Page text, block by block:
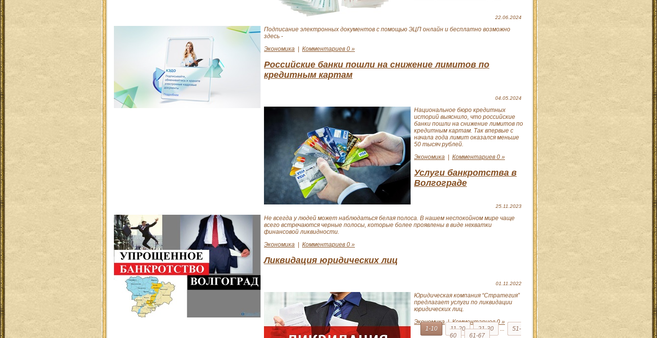
22.06.2024
Подписание электронных документов с помощью ЭЦП онлайн и бесплатно возможно
здесь -
Экономика
Комментариев 0 »
Российские банки пошли на снижение лимитов по
кредитным картам
04.05.2024
Национальное бюро кредитных
историй выяснило, что российские
банки пошли на снижение лимитов по
кредитным картам. Так впервые с
начала года лимит оказался меньше
50 тысяч рублей.
Экономика
Комментариев 0 »
Услуги банкротства в
Волгограде
25.11.2023
Не всегда у людей может наблюдаться белая полоса. В нашем неспокойном мире чаще
всего встречаются черные полосы, которые более проявлены в виде нехватки
финансовой ликвидности.
Экономика | Комментариев 0 »
Ликвидация юридических лиц
01.11.2022
Юридическая компания “Стратегия”
предлагает услуги по ликвидации
юридических лиц.
Экономика|Комментариев 0 »
1-10
11-20 21-30
51-
60
61-67